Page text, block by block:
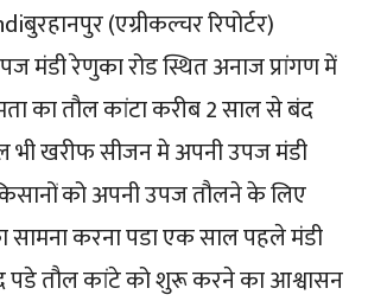
(एग्रीकल्चर रिपोर्टर)
मंडी रेणुका रोड स्थित अनाज प्रांगण में
का तौल कांटा करीब 2 साल से बंद
भी खरीफ सीजन मे अपनी उपज मंडी
को अपनी उपज तौलने के लिए
सामना करना पडा एक साल पहले मंडी
पडे तौल कांटे को शुरू करने का आश्वासन